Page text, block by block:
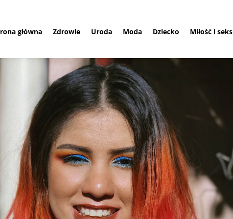
główna Zdrowie Uroda Moda Dziecko Miłość i seks